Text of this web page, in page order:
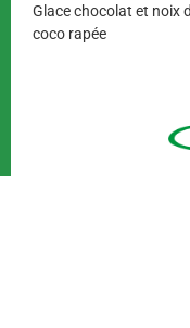
Glace chocolat et noix
coco rapée